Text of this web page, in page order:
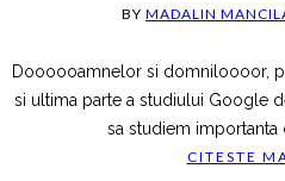
BY MADALIN
Doooooamnelor si domniloooor,
si ultima parte a studiului Google
sa studiem
CITESTE